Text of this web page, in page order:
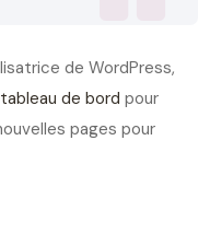
de WordPress,
de bord pour
pages pour